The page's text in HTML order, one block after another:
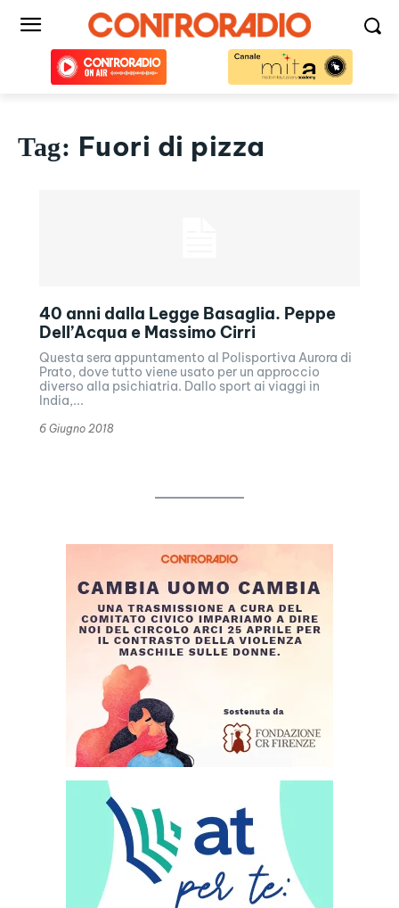
Tag: Fuori di pizza
40 anni dalla Legge Basaglia. Peppe
Dell’Acqua e Massimo Cirri
Questa sera appuntamento al Polisportiva Aurora di
Prato, dove tutto viene usato per un approccio
diverso alla psichiatria. Dallo sport ai viaggi in
India,...
6 Giugno 2018